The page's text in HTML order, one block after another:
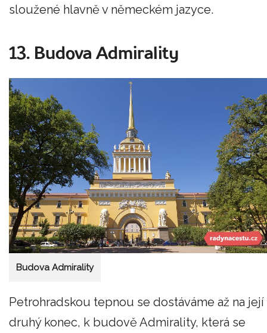
sloužené hlavně v německém jazyce.
13. Budova Admirality
Budova Admirality
Petrohradskou tepnou se dostáváme až na její
druhý konec, k budově Admirality, která se